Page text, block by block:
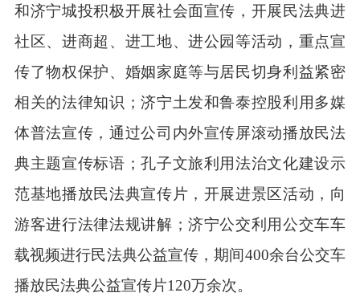
和济宁城投积极开展社会面宣传，开展民法典进
社区、进商超、进工地、进公园等活动，重点宣
传了物权保护、婚姻家庭等与居民切身利益紧密
相关的法律知识；济宁土发和鲁泰控股利用多媒
体普法宣传，通过公司内外宣传屏滚动播放民法
典主题宣传标语；孔子文旅利用法治文化建设示
范基地播放民法典宣传片，开展进景区活动，向
游客进行法律法规讲解；济宁公交利用公交车车
载视频进行民法典公益宣传，期间400余台公交车
播放民法典公益宣传片120万余次。